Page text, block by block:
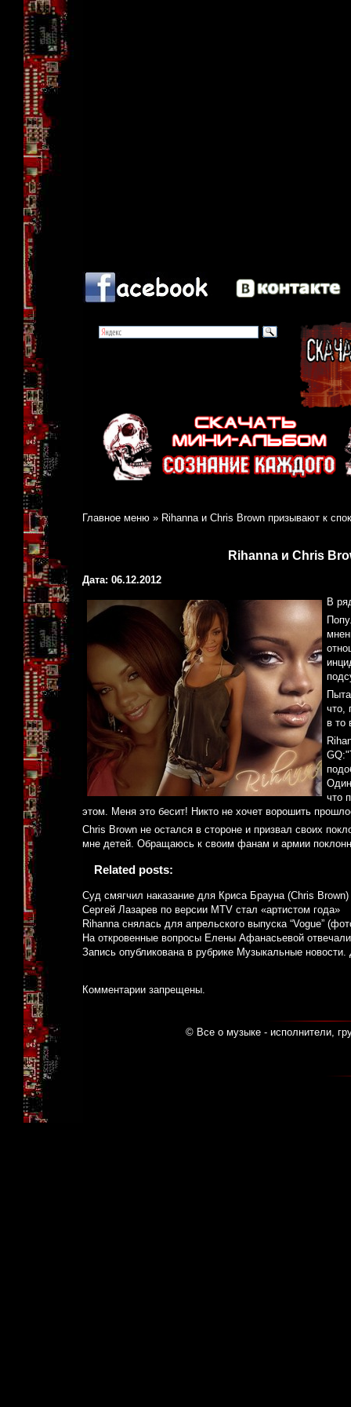
Главное меню » Rihanna и Chris Brown призывают к
Rihanna и Chris
Дата: 06.12.2012
В
что,
в то
что
этом. Меня это бесит! Никто не хочет ворошить
Chris Brown не остался в стороне и призвал своих
мне детей. Обращаюсь к своим фанам и армии
Related posts:
Суд смягчил наказание для Криса Брауна (Chris Brown)
Сергей Лазарев по версии MTV стал «артистом года»
Rihanna снялась для апрельского выпуска “Vogue”
На откровенные вопросы Елены Афанасьевой
Запись опубликована в рубрике Музыкальные новости.
Комментарии запрещены.
© Все о музыке - исполнители,